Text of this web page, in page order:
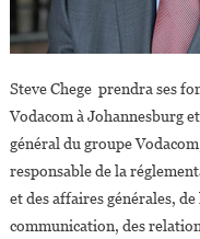
Steve Chege prendra ses
Vodacom à Johannesburg
général du groupe
responsable de la
et des affaires générales,
communication, des